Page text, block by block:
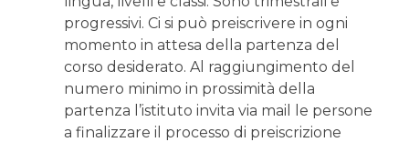
progressivi. Ci si può preiscrivere in ogni
momento in attesa della partenza del
corso desiderato. Al raggiungimento del
numero minimo in prossimità della
partenza l’istituto invita via mail le persone
a finalizzare il processo di preiscrizione